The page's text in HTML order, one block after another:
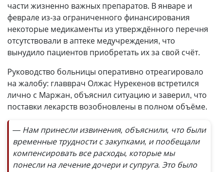
части жизненно важных препаратов. В январе и
феврале из-за ограниченного финансирования
некоторые медикаменты из утверждённого перечня
отсутствовали в аптеке медучреждения, что
вынудило пациентов приобретать их за свой счёт.
Руководство больницы оперативно отреагировало
на жалобу: главврач Олжас Нурекенов встретился
лично с Маржан, объяснил ситуацию и заверил, что
поставки лекарств возобновлены в полном объёме.
— Нам принесли извинения, объяснили, что были
временные трудности с закупками, и пообещали
компенсировать все расходы, которые мы
понесли на лечение дочери и супруга. Это было